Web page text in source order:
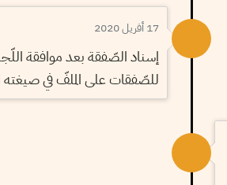
17 أفريل 2020
إسناد الصّفقة بعد موافقة
للصّفقات على الملفّ في صيغته